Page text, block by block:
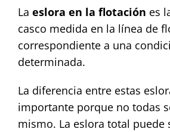
La eslora en la flotación es
casco medida en la línea de
correspondiente a una
determinada.
La diferencia entre estas
importante porque no todas
mismo. La eslora total puede